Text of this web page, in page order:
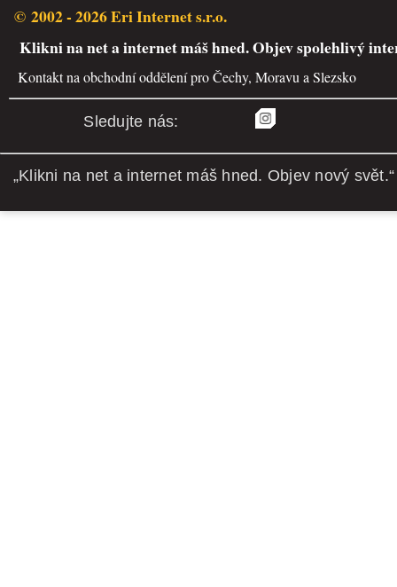
© 2002 - 2026 Eri Internet s.r.o.
Klikni na net a internet máš hned. Objev spolehlivý
Kontakt na obchodní oddělení pro Čechy, Moravu a Slezsko
Sledujte nás:
„Klikni na net a internet máš hned. Objev nový svět.“